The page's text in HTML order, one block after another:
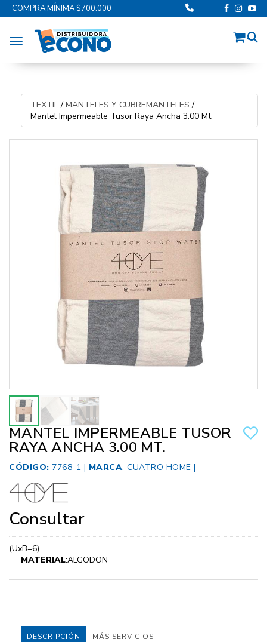
COMPRA MÍNIMA $700.000
Toggle navigation
TEXTIL/ MANTELES Y CUBREMANTELES /
Mantel Impermeable Tusor Raya Ancha 3.00 Mt.
MANTEL IMPERMEABLE TUSOR
RAYA ANCHA 3.00 MT.
CÓDIGO: 7768-1 | MARCA: CUATRO HOME |
Consultar
(UxB=6)
MATERIAL:ALGODON
DESCRIPCIÓN MÁS SERVICIOS